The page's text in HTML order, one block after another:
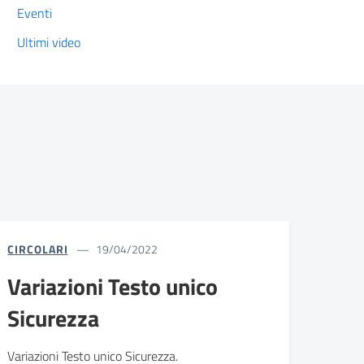
Eventi
Ultimi video
CIRCOLARI 19/04/2022
Variazioni Testo unico
Sicurezza
Variazioni Testo unico Sicurezza.